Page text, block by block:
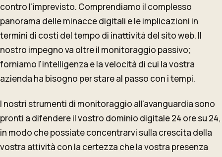
contro l'imprevisto. Comprendiamo il complesso
panorama delle minacce digitali e le implicazioni in
termini di costi del tempo di inattività del sito web. Il
nostro impegno va oltre il monitoraggio passivo;
forniamo l'intelligenza e la velocità di cui la vostra
azienda ha bisogno per stare al passo con i tempi.
I nostri strumenti di monitoraggio all'avanguardia sono
pronti a difendere il vostro dominio digitale 24 ore su 24,
in modo che possiate concentrarvi sulla crescita della
vostra attività con la certezza che la vostra presenza